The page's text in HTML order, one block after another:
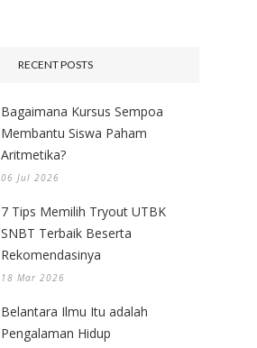
RECENT POSTS
Bagaimana Kursus Sempoa
Membantu Siswa Paham
Aritmetika?
06 Jul 2026
7 Tips Memilih Tryout UTBK
SNBT Terbaik Beserta
Rekomendasinya
18 Mar 2026
Belantara Ilmu Itu adalah
Pengalaman Hidup